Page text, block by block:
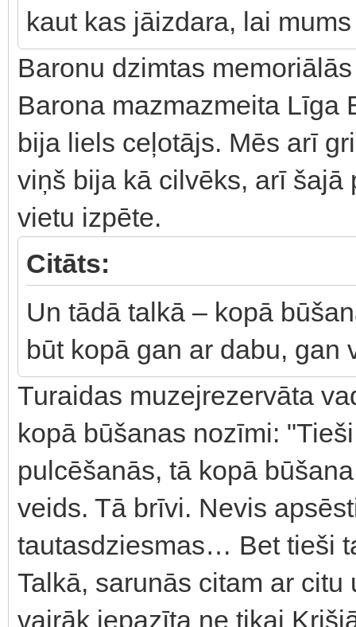
kaut kas jāizdara, lai
Baronu dzimtas
Barona mazmazmeita Līga
bija liels ceļotājs. Mēs arī
viņš bija kā cilvēks, arī šajā
vietu izpēte.
Citāts:
Un tādā talkā – kopā
būt kopā gan ar dabu,
Turaidas muzejrezervāta
kopā būšanas nozīmi:
pulcēšanās, tā kopā
veids. Tā brīvi. Nevis
tautasdziesmas… Bet tieši
Talkā, sarunās citam ar
vairāk iepazīta ne tikai